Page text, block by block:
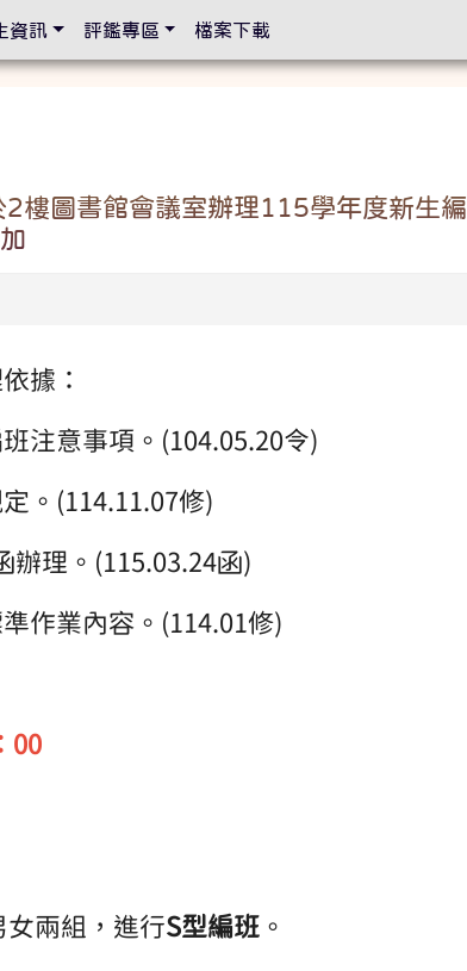
樓圖書館會議室辦理115學年度新生編
據：
注意事項。(104.05.20令)
。(114.11.07修)
辦理。(115.03.24函)
作業內容。(114.01修)
00
女兩組，進行S型編班 。
資訊 評鑑專區 檔案下載